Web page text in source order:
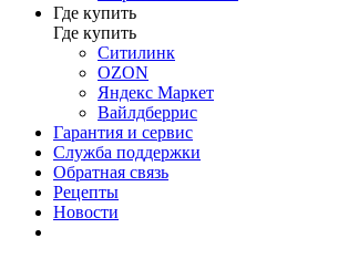
Где купить
Где купить
Ситилинк
OZON
Яндекс Маркет
Вайлдберрис
Гарантия и сервис
Служба поддержки
Обратная связь
Рецепты
Новости